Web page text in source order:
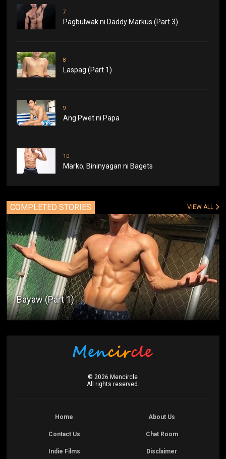
7
Pagbulwak ni Daddy Markus (Part 3)
8
Laspag (Part 1)
9
Ang Pwet ni Papa
10
Marko, Bininyagan ni Bagets
COMPLETED STORIES VIEW ALL
Bayaw (Part 1)
©2026 Mencircle
All rights reserved.
Home About Us
Contact Us Chat Room
Indie Films Disclaimer